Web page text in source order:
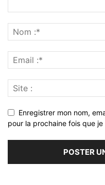
Enregistrer mon nom,
pour la prochaine fois que